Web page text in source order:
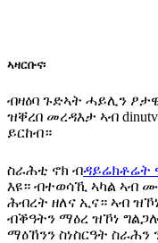
ኣዛርቡና፡
ብዛዕባ ጉድኣት ሓይሊን
ዝቐረበ መረዳእታ ኣብ
ይርከብ።
ስራሕቲ ኖክ ብዳይሬክቶሬት
እዩ። ብተወሳኺ ኣካል ኣብ
ሕብረት ዘለና ኢና። ኣብ
ብቕዓትን ማዕረ ዝኾነ
ማዕኸንን ስነስርዓት